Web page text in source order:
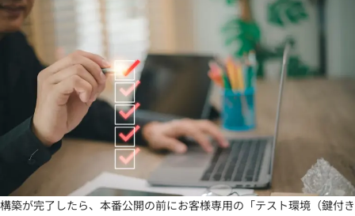
構築が完了したら、本番公開の前にお客様専用の「テスト環境（鍵付き